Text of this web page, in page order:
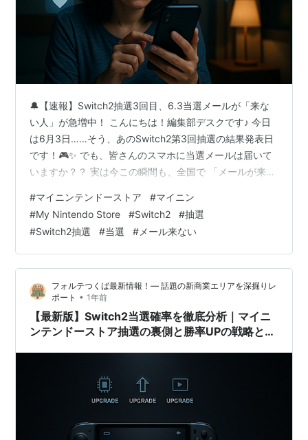
🔔【速報】Switch2抽選3回目、6.3当選メールが「来な
い人」が急増中！ こんにちは！編集部デスクです♪ 今日
は6月3日……そう、あのSwitch2第3回抽選の結果発表日
です！🎮✨ でも、皆さんのスマホに当選メールは届いて
いますか？？ 実は今この瞬間も、全国で 「メールが来な
「もしかしてメールの設定がおかしい？💔」 そんな不安
でいっぱいな人が、めちゃくちゃ多いんです！ 安心して
ください✨ この記事を最後まで読めば、あなたの悩みは
100％解決します！ 📝この記事でわかること： ✅ 当選メ
ールが来ない本当の理由 ✅ 公式の正しい確認方法（3…
#マイニンテンドーストア #マイニン
#My Nintendo Store #Switch2 #抽選
#Switch2抽選 #当選 #メール来ない
フォルテつくば最新情報！— 話題の新商業エリアを深掘りレ
ポート • 1年前
【最新版】Switch2当選確率を徹底分析｜マイニ
ンテンドーストア抽選の裏側と勝率UPの戦略と